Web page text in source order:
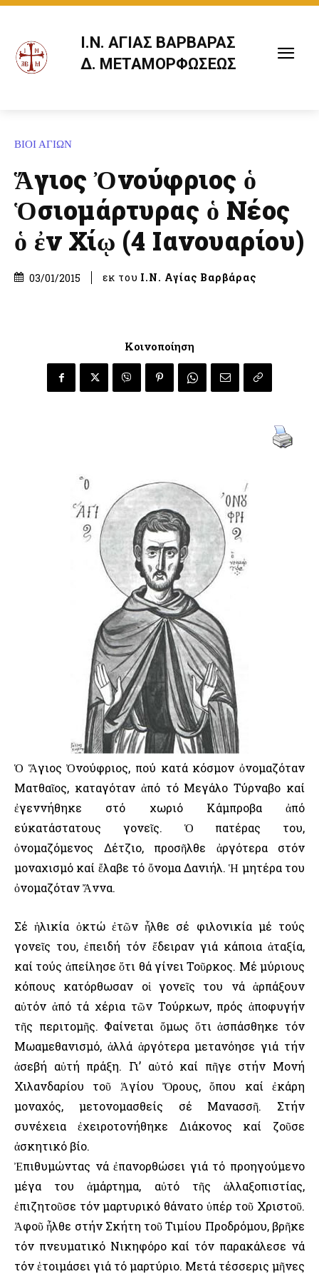
Ι.Ν. ΑΓΙΑΣ ΒΑΡΒΑΡΑΣ
Δ. ΜΕΤΑΜΟΡΦΩΣΕΩΣ
ΒΙΟΙ ΑΓΙΩΝ
Ἅγιος Ὀνούφριος ὁ
Ὁσιομάρτυρας ὁ Νέος
ὁ ἐν Χίῳ (4 Ιανουαρίου)
03/01/2015 εκ του Ι.Ν. Αγίας Βαρβάρας
Κοινοποίηση
Ὁ Ἅγιος Ὀνούφριος, πού κατά κόσμον ὀνομαζόταν
Ματθαῖος, καταγόταν ἀπό τό Μεγάλο Τύρναβο καί
ἐγεννήθηκε στό χωριό Κάμπροβα ἀπό
εύκατάστατους γονεῖς. Ὁ πατέρας του,
ὀνομαζόμενος Δέτζιο, προσῆλθε ἀργότερα στόν
μοναχισμό καί ἔλαβε τό ὄνομα Δανιήλ. Ἡ μητέρα του
ὀνομαζόταν Ἄννα.
Σέ ἡλικία ὀκτώ ἐτῶν ἦλθε σέ φιλονικία μέ τούς
γονεῖς του, ἐπειδή τόν ἔδειραν γιά κάποια ἀταξία,
καί τούς ἀπείλησε ὅτι θά γίνει Τοῦρκος. Μέ μύριους
κόπους κατόρθωσαν οἱ γονεῖς του νά ἁρπάξουν
αὐτόν ἀπό τά χέρια τῶν Τούρκων, πρός ἀποφυγήν
τῆς περιτομῆς. Φαίνεται ὅμως ὅτι ἀσπάσθηκε τόν
Μωαμεθανισμό, ἀλλά ἀργότερα μετανόησε γιά τήν
ἀσεβή αὐτή πράξη. Γι’ αὐτό καί πῆγε στήν Μονή
Χιλανδαρίου τοῦ Ἁγίου Ὄρους, ὅπου καί ἐκάρη
μοναχός, μετονομασθείς σέ Μανασσῆ. Στήν
συνέχεια ἐχειροτονήθηκε Διάκονος καί ζοῦσε
ἀσκητικό βίο.
Ἐπιθυμώντας νά ἐπανορθώσει γιά τό προηγούμενο
μέγα του ἁμάρτημα, αὐτό τῆς ἀλλαξοπιστίας,
ἐπιζητοῦσε τόν μαρτυρικό θάνατο ὑπέρ τοῦ Χριστοῦ.
Ἀφοῦ ἦλθε στήν Σκήτη τοῦ Τιμίου Προδρόμου, βρῆκε
τόν πνευματικό Νικηφόρο καί τόν παρακάλεσε νά
τόν ἑτοιμάσει γιά τό μαρτύριο. Μετά τέσσερις μῆνες